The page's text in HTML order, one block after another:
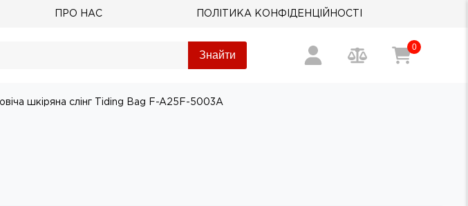
ПРО НАС ПОЛІТИКА КОНФІДЕНЦІЙНОСТІ
Знайти
0
шкіряна слінг Tiding Bag F-A25F-5003A